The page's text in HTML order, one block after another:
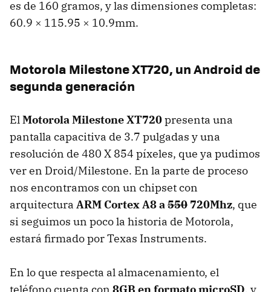
es de 160 gramos, y las dimensiones completas:
60.9 × 115.95 × 10.9mm.
Motorola Milestone XT720, un Android de
segunda generación
ElMotorola Milestone XT720presenta una
pantalla capacitiva de 3.7 pulgadas y una
resolución de 480 X 854 píxeles, que ya pudimos
ver en Droid/Milestone. En la parte de proceso
nos encontramos con un chipset con
arquitectura ARM Cortex A8 a550 720Mhz, que
si seguimos un poco la historia de Motorola,
estará firmado por Texas Instruments.
En lo que respecta al almacenamiento, el